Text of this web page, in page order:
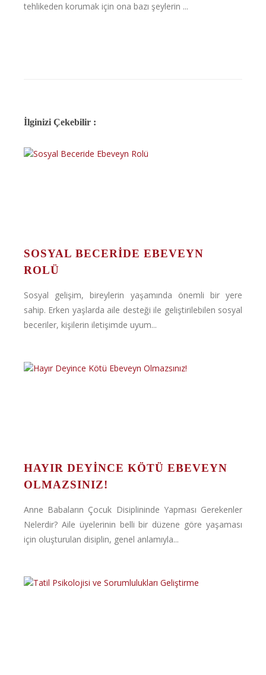
tehlikeden korumak için ona bazı şeylerin ...
İlginizi Çekebilir :
SOSYAL BECERIDE EBEVEYN
ROLÜ
Sosyal gelişim, bireylerin yaşamında önemli bir yere
sahip. Erken yaşlarda aile desteği ile geliştirilebilen sosyal
beceriler, kişilerin iletişimde uyum...
HAYIR DEYINCE KÖTÜ EBEVEYN
OLMAZSINIZ!
Anne Babaların Çocuk Disiplininde Yapması Gerekenler
Nelerdir? Aile üyelerinin belli bir düzene göre yaşaması
için oluşturulan disiplin, genel anlamıyla...